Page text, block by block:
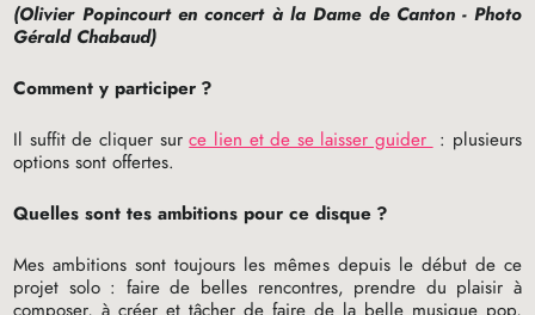
(Olivier Popincourt en concert à la Dame de Canton - Photo
Gérald Chabaud)
Comment y participer ?
Il suffit de cliquer surce lien et de se laisser guider : plusieurs
options sont offertes.
Quelles sont tes ambitions pour ce disque ?
Mes ambitions sont toujours les mêmes depuis le début de ce
projet solo : faire de belles rencontres, prendre du plaisir à